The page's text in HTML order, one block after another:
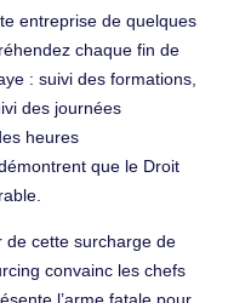
entreprise de quelques
chaque fin de
: suivi des formations,
des journées
heures
que le Droit
de cette surcharge de
convainc les chefs
l’arme fatale pour